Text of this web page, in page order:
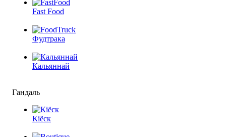
Fast Food
Фудтрака
Кальяннай
Гандаль
Кіёск